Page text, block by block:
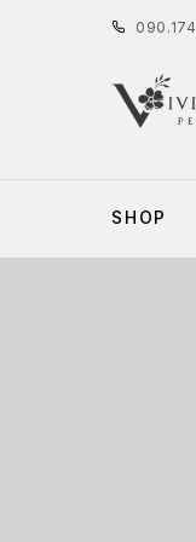
090 .174
SHOP